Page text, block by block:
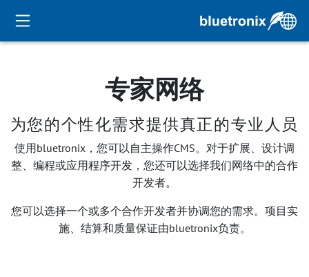
专家网络
为您的个性化需求提供真正的专业人员
使用bluetronix，您可以自主操作CMS。对于扩展、设计调
整、编程或应用程序开发，您还可以选择我们网络中的合作
开发者。
您可以选择一个或多个合作开发者并协调您的需求。项目实
施、结算和质量保证由bluetronix负责。